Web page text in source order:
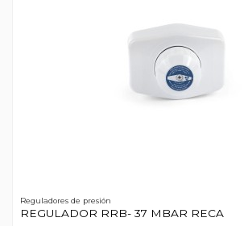
Reguladores de presión
REGULADOR RRB- 37 MBAR RECA